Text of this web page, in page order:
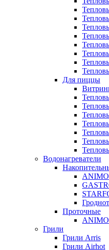
Для пиццы
Водонагреватели
ANIMO
Проточные
ANIMO
Грили
Грили Arris
Грили Airhot